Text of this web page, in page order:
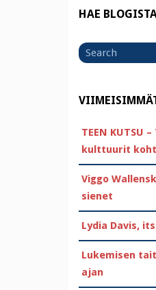
HAE
for
TEEN KUTSU
kulttuurit
Viggo
sienet
Lydia Davis,
Lukemisen
ajan